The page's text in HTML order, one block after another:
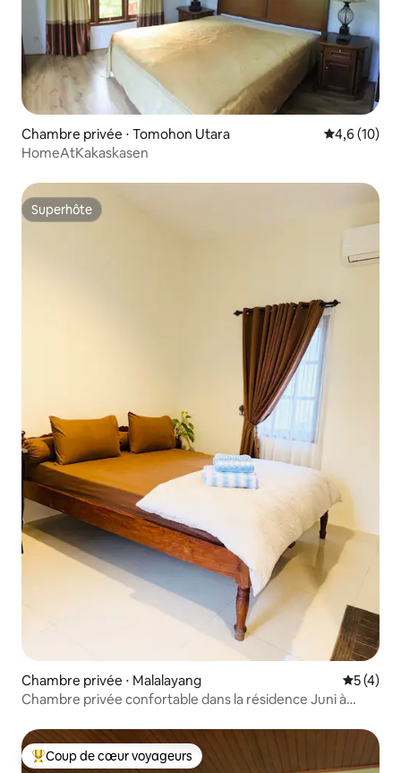
Chambre privée ⋅ Tomohon Utara Évaluation
4,6 (10)
HomeAtKakaskasen
Superhôte
Superhôte
Chambre privée ⋅ Malalayang
5 (4)
Chambre privée confortable dans la résidence Juni à
Coups de cœur voyageurs les plus appréciés
Coup de cœur voyageurs